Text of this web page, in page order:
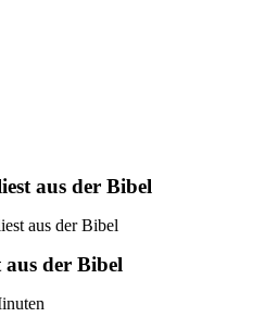
aus der Bibel
aus der Bibel
der Bibel